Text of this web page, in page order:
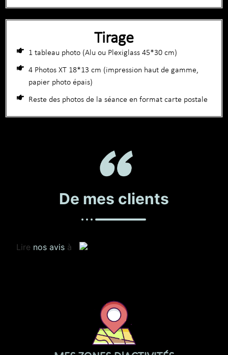
Tirage
1 tableau photo (Alu ou Plexiglass 45*30 cm)
4 Photos XT 18*13 cm (impression haut de gamme,
papier photo épais)
Reste des photos de la séance en format carte postale
De mes clients
Lire nos avis à